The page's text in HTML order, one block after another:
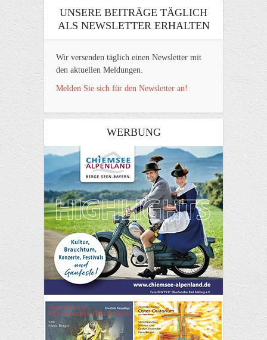
UNSERE BEITRÄGE TÄGLICH
ALS NEWSLETTER ERHALTEN
Wir versenden täglich einen Newsletter mit
den aktuellen Meldungen.
Melden Sie sich für den Newsletter an!
WERBUNG